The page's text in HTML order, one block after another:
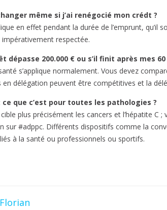
même si j’ai renégocié mon crédt ?
en effet pendant la durée de l’emprunt, qu’il
respectée.
dépasse 200.000 € ou s’il finit après mes 60
s’applique normalement. Vous devez
délégation peuvent être compétitives et la
ce que c’est pour toutes les pathologies ?
plus précisément les cancers et l’hépatite
sur #adppc. Différents dispositifs comme la
à la santé ou professionnels ou sportifs.
Florian